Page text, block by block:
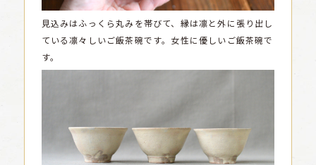
見込みはふっくら丸みを帯びて、縁は凛と外に張り出し
ている凛々しいご飯茶碗です。女性に優しいご飯茶碗で
す。